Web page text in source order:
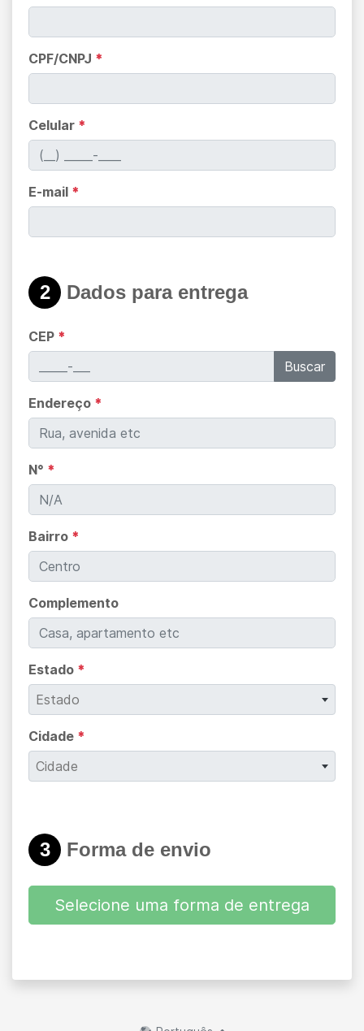
CPF/CNPJ *
Celular *
E-mail *
2 Dados para entrega
CEP *
Buscar
Endereço *
N° *
Bairro *
Complemento
Estado *
Estado
Cidade *
Cidade
3 Forma de envio
Selecione uma forma de entrega